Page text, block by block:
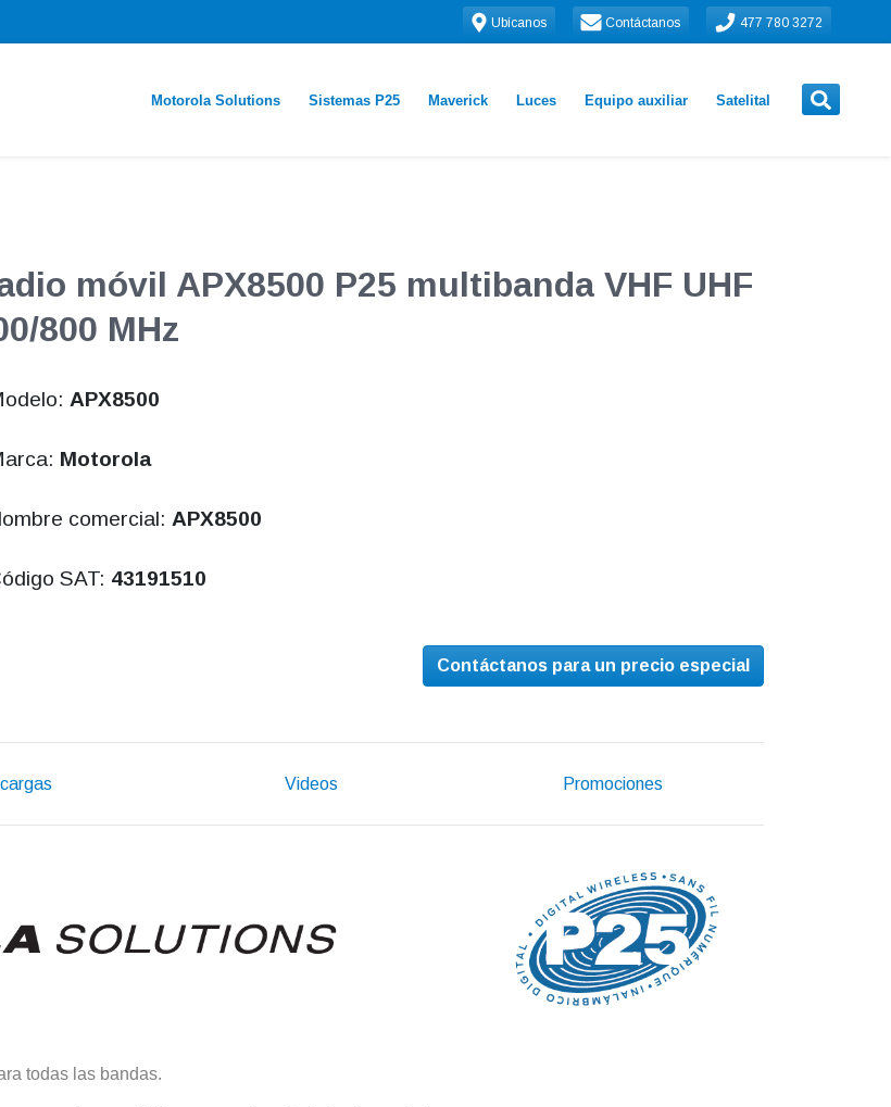
Ubícanos Contáctanos 477 780 3272
Motorola Solutions Sistemas P25 Maverick Luces Equipo auxiliar Satelital
móvil APX8500 P25 multibanda VHF UHF
800 MHz
APX8500
Motorola
comercial: APX8500
SAT: 43191510
Contáctanos para un precio especial
Videos Promociones
todas las bandas.